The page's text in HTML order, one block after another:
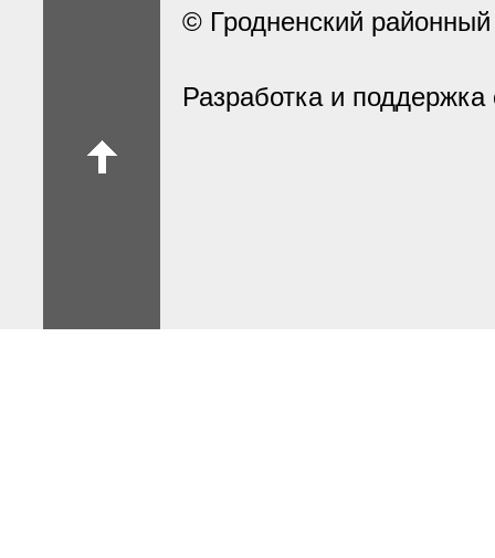
© Гродненский
Разработка и поддержка